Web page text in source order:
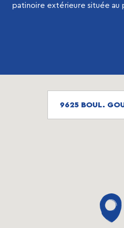
patinoire extérieure située au
9625 BOUL.